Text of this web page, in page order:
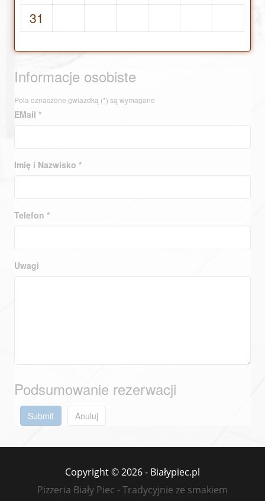
31
Informacje osobiste
Pola oznaczone gwiazdką (*) są wymagane
EMail *
Imię i Nazwisko *
Telefon *
Uwagi
Podsumowanie rezerwacji
Submit Anuluj
Copyright © 2026 - Białypiec.pl
Pizzeria Biały Piec - Tradycyjnie ze smakiem